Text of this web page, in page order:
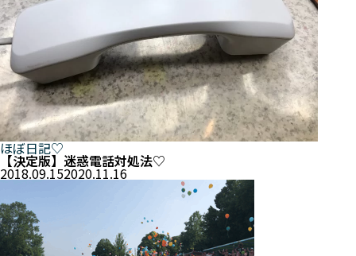
ほぼ日記♡
【決定版】迷惑電話対処法♡
2018.09.152020.11.16